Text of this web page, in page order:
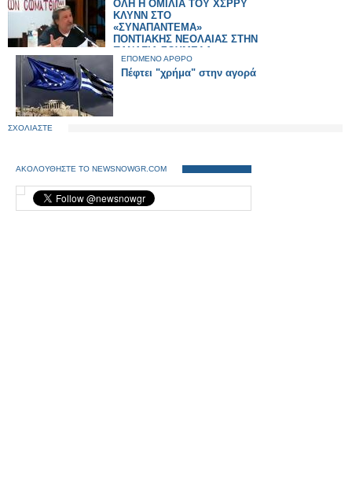
ΟΛΗ Η ΟΜΙΛΙΑ ΤΟΥ ΧΣΡΡΥ
ΚΛΥΝΝ ΣΤΟ
«ΣΥΝΑΠΑΝΤΕΜΑ»
ΠΟΝΤΙΑΚΗΣ ΝΕΟΛΑΙΑΣ ΣΤΗΝ
ΠΑΝΑΓΙΑ ΣΟΥΜΕΛΑ.
ΕΠΟΜΕΝΟ ΑΡΘΡΟ
Πέφτει "χρήμα" στην αγορά
ΣΧΟΛΙΑΣΤΕ
ΑΚΟΛΟΥΘΗΣΤΕ ΤΟ NEWSNOWGR.COM